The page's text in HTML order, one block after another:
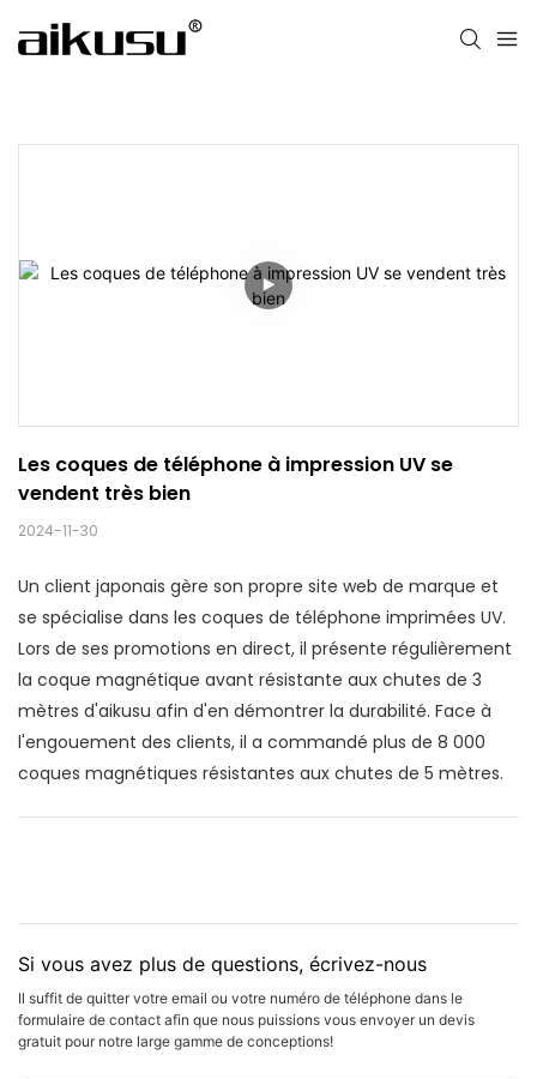
Les coques de téléphone à impression UV se
vendent très bien
2024-11-30
Un client japonais gère son propre site web de marque et
se spécialise dans les coques de téléphone imprimées UV.
Lors de ses promotions en direct, il présente régulièrement
la coque magnétique avant résistante aux chutes de 3
mètres d'aikusu afin d'en démontrer la durabilité. Face à
l'engouement des clients, il a commandé plus de 8 000
coques magnétiques résistantes aux chutes de 5 mètres.
Si vous avez plus de questions, écrivez-nous
Il suffit de quitter votre email ou votre numéro de téléphone dans le
formulaire de contact afin que nous puissions vous envoyer un devis
gratuit pour notre large gamme de conceptions!